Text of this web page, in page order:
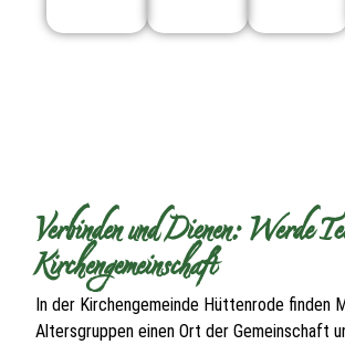
Verbinden und Dienen: Werde
Kirchengemeinschaft
In der Kirchengemeinde Hüttenrode finden
Altersgruppen einen Ort der Gemeinschaft